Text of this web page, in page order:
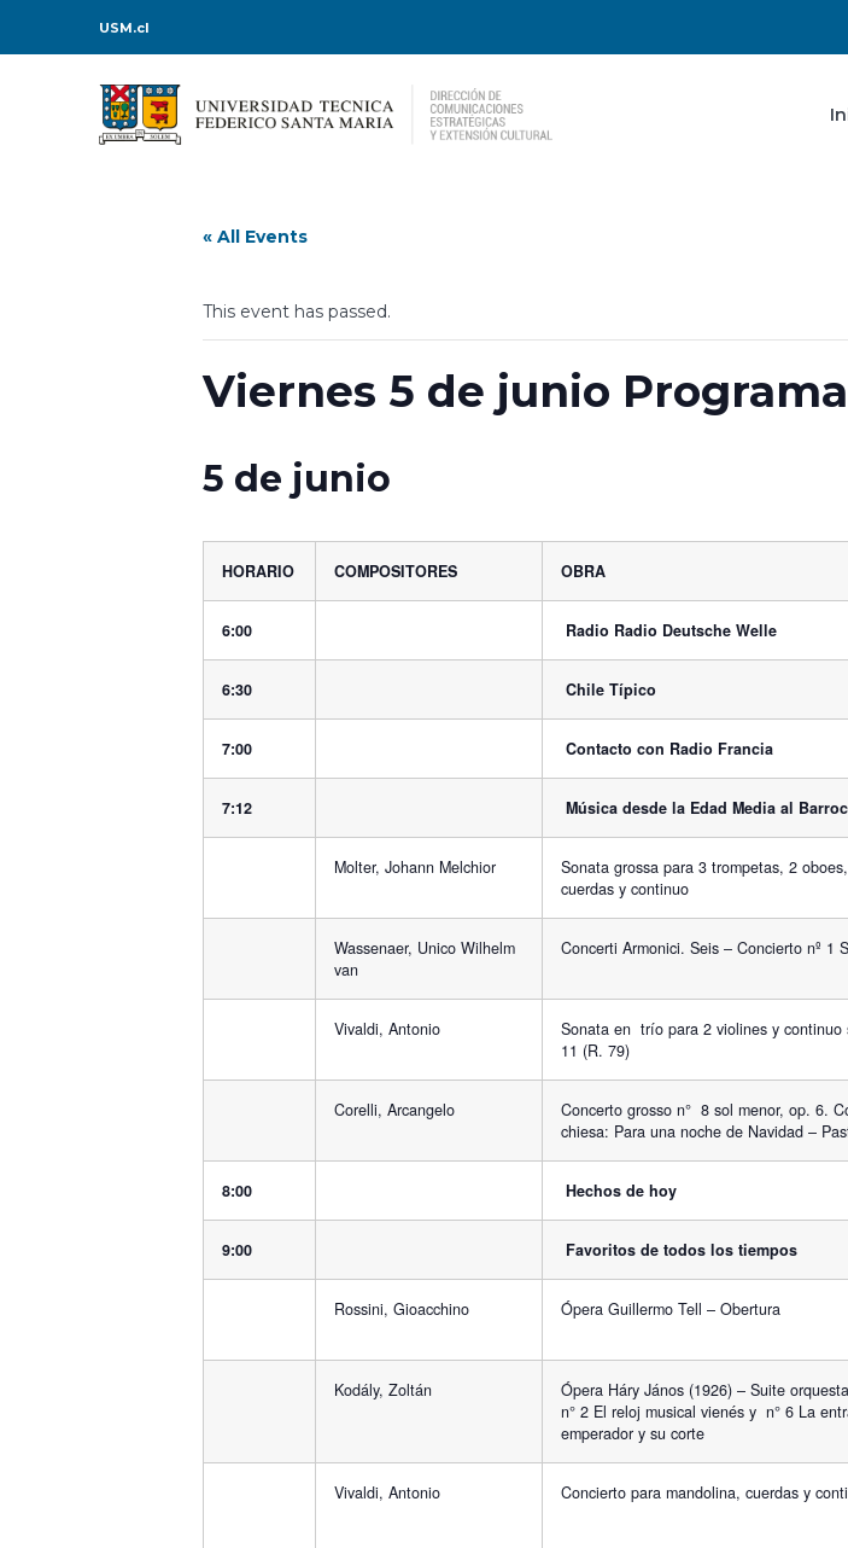
USM.cl
« All Events
This event has passed.
Viernes 5 de junio
5 de junio
HORARIO COMPOSITORES OBRA
6:00 Radio Radio Deutsche Welle
6:30 Chile Típico
7:00 Contacto con Radio Francia
7:12 Música desde la Edad Media al
Molter, Johann Melchior
Sonata grossa para 3 trompetas, 2
cuerdas y continuo
Wassenaer, Unico Wilhelm
van
Concerti Armonici. Seis – Concierto nº 1
Vivaldi, Antonio
Sonata en trío para 2 violines y continuo
11 (R. 79)
Corelli, Arcangelo
Concerto grosso n° 8 sol menor, op. 6.
chiesa: Para una noche de Navidad –
8:00 Hechos de hoy
9:00 Favoritos de todos los tiempos
Rossini, Gioacchino Ópera Guillermo Tell – Obertura
Kodály, Zoltán
Ópera Háry János (1926) – Suite
n° 2 El reloj musical vienés y n° 6 La
emperador y su corte
Vivaldi, Antonio Concierto para mandolina, cuerdas y